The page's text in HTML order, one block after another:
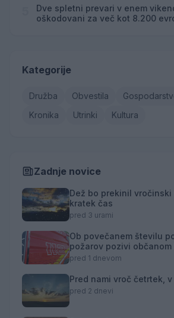
Dve spletni prevari v enem
oškodovani za več kot 8.200
Kategorije
Družba Obvestila
Kronika
Utrinki Kultura
Zadnje novice
Dež bo prekinil vročinski
kratek čas
pred 3 urami
Ob povečanem številu
požarov pozivi
obveščanju policije
pred 1 dnevom
Pred nami vroč četrtek,
pred 2 dnevi